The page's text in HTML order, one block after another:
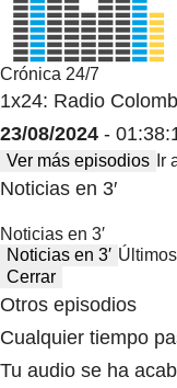
Crónica 24/7
1x24: Radio
23/08/2024 -
Ver más episodios Ir
Noticias en 3′
Noticias en 3′
Noticias en 3′
Cerrar
Otros episodios
Cualquier tiempo
Tu audio se ha